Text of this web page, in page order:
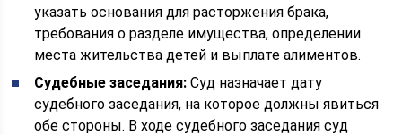
указать основания для расторжения брака,
требования о разделе имущества, определении
места жительства детей и выплате алиментов.
Судебные заседания: Суд назначает дату
судебного заседания, на которое должны явиться
обе стороны. В ходе судебного заседания суд